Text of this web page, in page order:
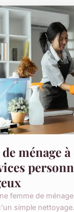
ménage
femme de
simple